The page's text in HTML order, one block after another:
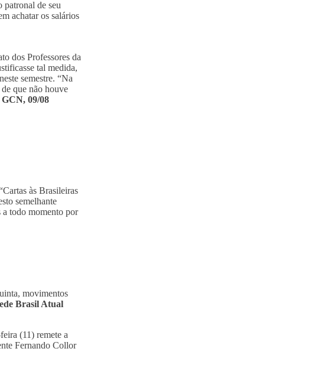
patronal de seu
achatar os salários
dos Professores da
tal medida,
semestre. “Na
que não houve
GCN, 09/08
às Brasileiras
semelhante
a todo momento por
movimentos
Brasil Atual
(11) remete a
Fernando Collor